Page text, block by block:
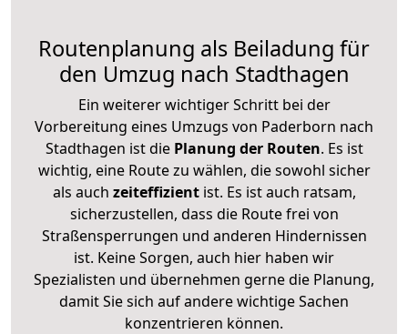
Routenplanung als Beiladung für
den Umzug nach Stadthagen
Ein weiterer wichtiger Schritt bei der
Vorbereitung eines Umzugs von Paderborn nach
Stadthagen ist diePlanung der Routen. Es ist
wichtig, eine Route zu wählen, die sowohl sicher
als auch zeiteffizientist. Es ist auch ratsam,
sicherzustellen, dass die Route frei von
Straßensperrungen und anderen Hindernissen
ist. Keine Sorgen, auch hier haben wir
Spezialisten und übernehmen gerne die Planung,
damit Sie sich auf andere wichtige Sachen
konzentrieren können.